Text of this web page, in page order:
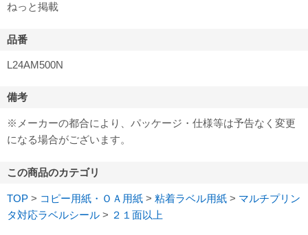
ねっと掲載
品番
L24AM500N
備考
※メーカーの都合により、パッケージ・仕様等は予告なく変更
になる場合がございます。
この商品のカテゴリ
TOP > コピー用紙・ＯＡ用紙 > 粘着ラベル用紙 > マルチプリン
タ対応ラベルシール > ２１面以上